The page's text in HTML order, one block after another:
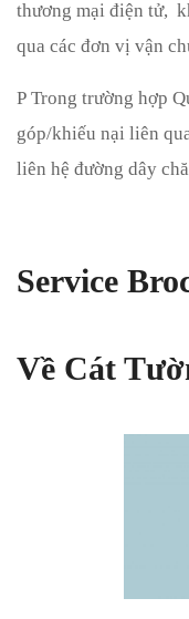
thương mại điện tử,
qua các đơn vị vận
P Trong trường hợp
góp/khiếu nại liên
liên hệ đường dây
Service
Về Cát